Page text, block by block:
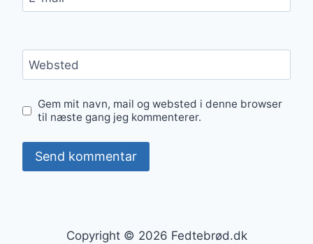
Websted
Gem mit navn, mail og websted i denne browser
til næste gang jeg kommenterer.
Copyright © 2026 Fedtebrød.dk